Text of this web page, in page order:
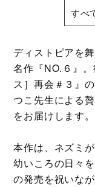
すべ
ディストピアを
名作『NO.６』
ス］再会＃３』
つこ先生による
をお届けします。
本作は、ネズミ
幼いころの日々
の発売を祝いな